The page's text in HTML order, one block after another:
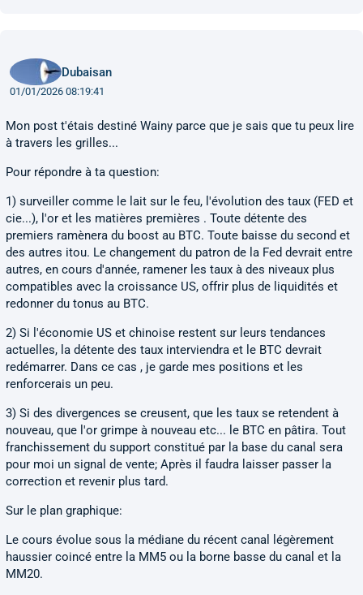
Dubaisan
01/01/2026 08:19:41
Mon post t'étais destiné Wainy parce que je sais que tu peux lire
à travers les grilles...
Pour répondre à ta question:
1) surveiller comme le lait sur le feu, l'évolution des taux (FED et
cie...), l'or et les matières premières . Toute détente des
premiers ramènera du boost au BTC. Toute baisse du second et
des autres itou. Le changement du patron de la Fed devrait entre
autres, en cours d'année, ramener les taux à des niveaux plus
compatibles avec la croissance US, offrir plus de liquidités et
redonner du tonus au BTC.
2) Si l'économie US et chinoise restent sur leurs tendances
actuelles, la détente des taux interviendra et le BTC devrait
redémarrer. Dans ce cas , je garde mes positions et les
renforcerais un peu.
3) Si des divergences se creusent, que les taux se retendent à
nouveau, que l'or grimpe à nouveau etc... le BTC en pâtira. Tout
franchissement du support constitué par la base du canal sera
pour moi un signal de vente; Après il faudra laisser passer la
correction et revenir plus tard.
Sur le plan graphique:
Le cours évolue sous la médiane du récent canal légèrement
haussier coincé entre la MM5 ou la borne basse du canal et la
MM20.